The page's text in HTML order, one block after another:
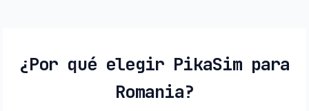
¿Por qué elegir PikaSim para
Romania?